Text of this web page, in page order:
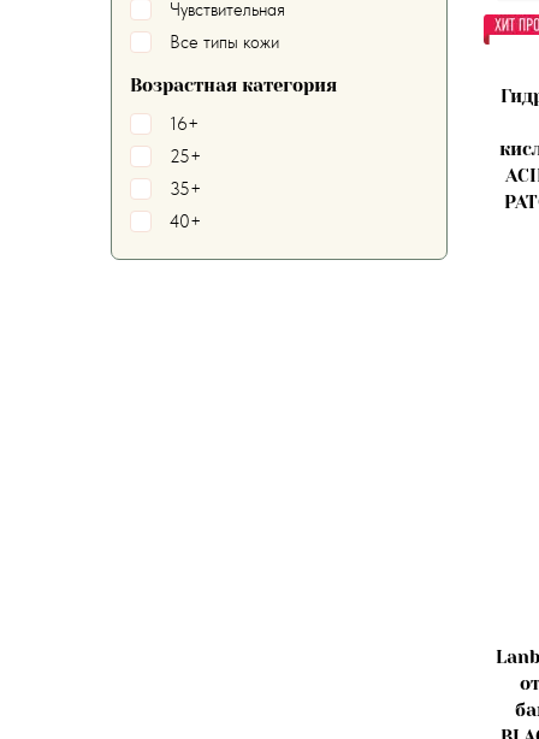
Чувствительная
Все типы кожи
Возрастная категория
16+
25+
35+
40+